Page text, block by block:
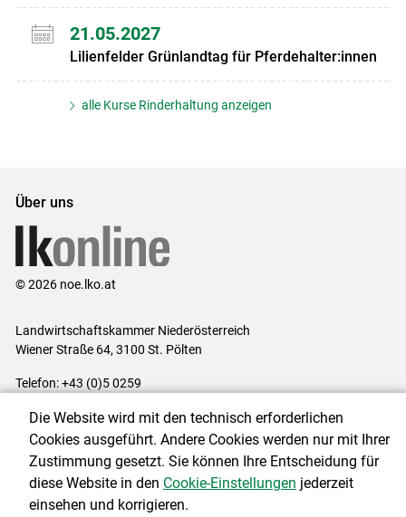
21.05.2027
Lilienfelder Grünlandtag für Pferdehalter:innen
alle Kurse Rinderhaltung anzeigen
Über uns
© 2026 noe.lko.at
Landwirtschaftskammer Niederösterreich
Wiener Straße 64, 3100 St. Pölten
Telefon: +43 (0)5 0259
Impressum|Kontakt|Datenschutzerklärung|Barrierefreiheit|
Cookie-Einstellungen
Die Website wird mit den technisch erforderlichen
Cookies ausgeführt. Andere Cookies werden nur mit Ihrer
Zustimmung gesetzt. Sie können Ihre Entscheidung für
diese Website in den Cookie-Einstellungen jederzeit
einsehen und korrigieren.